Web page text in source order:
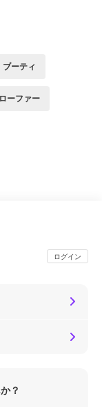
ブーティ
ローファー
ログイン
？